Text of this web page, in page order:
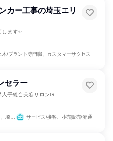
カー工事の埼玉エリ
ます✨
木/プラント専門職、カスタマーサクセス
セラー
大手総合美容サロンG
県、長野県 サービス/接客、小売販売/流通